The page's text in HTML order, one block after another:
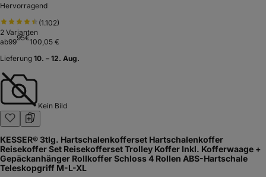
Hervorragend
(1.102)
2 Varianten
ab9995€100,05 €
Lieferung 10. – 12. Aug.
Kein Bild
KESSER® 3tlg. Hartschalenkofferset Hartschalenkoffer
Reisekoffer Set Reisekofferset Trolley Koffer Inkl. Kofferwaage +
Gepäckanhänger Rollkoffer Schloss 4 Rollen ABS-Hartschale
Teleskopgriff M-L-XL